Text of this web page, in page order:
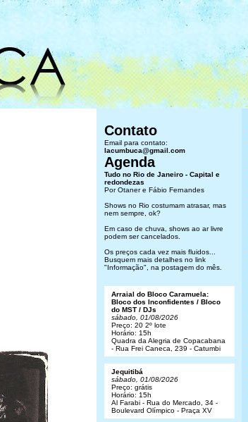
Contato
Email para contato:
lacumbuca@gmail.com
Agenda
Tudo no Rio de Janeiro - Capital e
redondezas
Por Otaner e Fábio Fernandes
Shows no Rio costumam atrasar, mas
nem sempre, ok?
Em caso de chuva, shows ao ar livre
podem ser cancelados.
Os preços cada vez mais fluidos...
Busquem mais detalhes no link
"Informação", na postagem do mês.
Arraial do Bloco Caramuela:
Bloco dos Inconfidentes / Bloco
do MST / DJs
sábado, 01/08/2026
Preço: 20 2º lote
Horário: 15h
Quadra da Alegria de Copacabana
- Rua Frei Caneca, 239 - Catumbi
Jequitibá
sábado, 01/08/2026
Preço: grátis
Horário: 15h
Al Farabi - Rua do Mercado, 34 -
Boulevard Olímpico - Praça XV